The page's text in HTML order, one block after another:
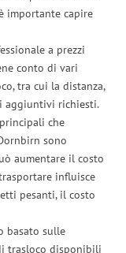
importante capire
a prezzi
conto di vari
tra cui la distanza,
aggiuntivi richiesti.
che
sono
aumentare il costo
influisce
pesanti, il costo
basato sulle
trasloco disponibili